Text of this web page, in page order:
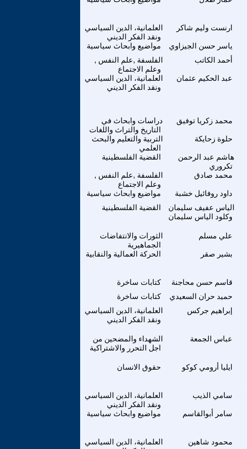
العلمانية، الدين السياسي
ونقد الفكر الديني
ارنست وليم شاكر
مواضيع وابحاث سياسية ياسر حسن الجيزاوي
الفلسفة ,علم النفس ,
وعلم الاجتماع
أحمد الكاتب
العلمانية، الدين السياسي
ونقد الفكر الديني
عبد الحكيم عثمان
دراسات وابحاث في
التاريخ والتراث واللغات
محمد زكريا توفيق
التربية والتعليم والبحث
العلمي
حلوة زحايكة
القضية الفلسطينية
هاشم عبد الرحمن
تكروري
الفلسفة ,علم النفس ,
وعلم الاجتماع
محمد صادق
مواضيع وابحاث سياسية داود روفائيل خشبة
القضية الفلسطينية
الياس عفيف سليمان
وكلود الياس سليمان
الثورات والانتفاضات
الجماهيرية
علي مسلم
الحركة العمالية والنقابية بشير صقر
كتابات ساخرة قاسم حسن محاجنة
كتابات ساخرة
حميد حران السعيدي
العلمانية، الدين السياسي
ونقد الفكر الديني
إبراهيم جركس
الشهداء والمضحين من
اجل التحرر والاشتراكية
عباس الجمعة
حقوق الانسان ايليا أرومي كوكو
العلمانية، الدين السياسي
ونقد الفكر الديني
سامي الذيب
مواضيع وابحاث سياسية سامر أبوالقاسم
العلمانية، الدين السياسي
محمود شاهين